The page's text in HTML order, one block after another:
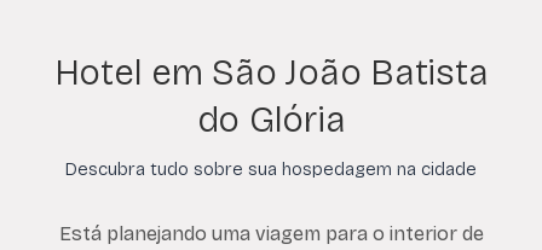
Hotel em São João Batista
do Glória
Descubra tudo sobre sua hospedagem na cidade
Está planejando uma viagem para o interior de